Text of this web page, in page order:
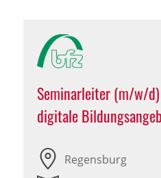
Seminarleiter (m/w/
digitale
Regensburg